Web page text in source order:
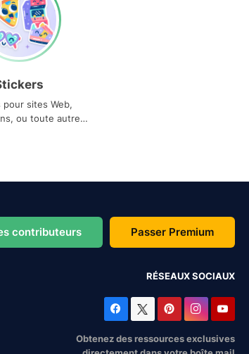
pour sites Web,
ou toute autre
contributeurs Passer Premium
RÉSEAUX SOCIAUX
Obtenez des ressources exclusives